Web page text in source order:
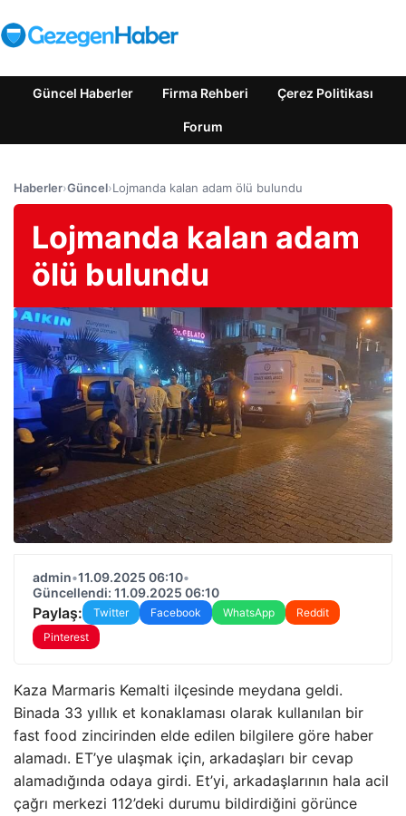
Güncel Haberler Firma Rehberi Çerez Politikası
Forum
Haberler›Güncel›Lojmanda kalan adam ölü bulundu
Lojmanda kalan adam
ölü bulundu
admin•11.09.2025 06:10•
Güncellendi: 11.09.2025 06:10
Paylaş: Twitter Facebook WhatsApp
Reddit
Pinterest
Kaza Marmaris Kemalti ilçesinde meydana geldi.
Binada 33 yıllık et konaklaması olarak kullanılan bir
fast food zincirinden elde edilen bilgilere göre haber
alamadı. ET’ye ulaşmak için, arkadaşları bir cevap
alamadığında odaya girdi. Et’yi, arkadaşlarının hala acil
çağrı merkezi 112’deki durumu bildirdiğini görünce